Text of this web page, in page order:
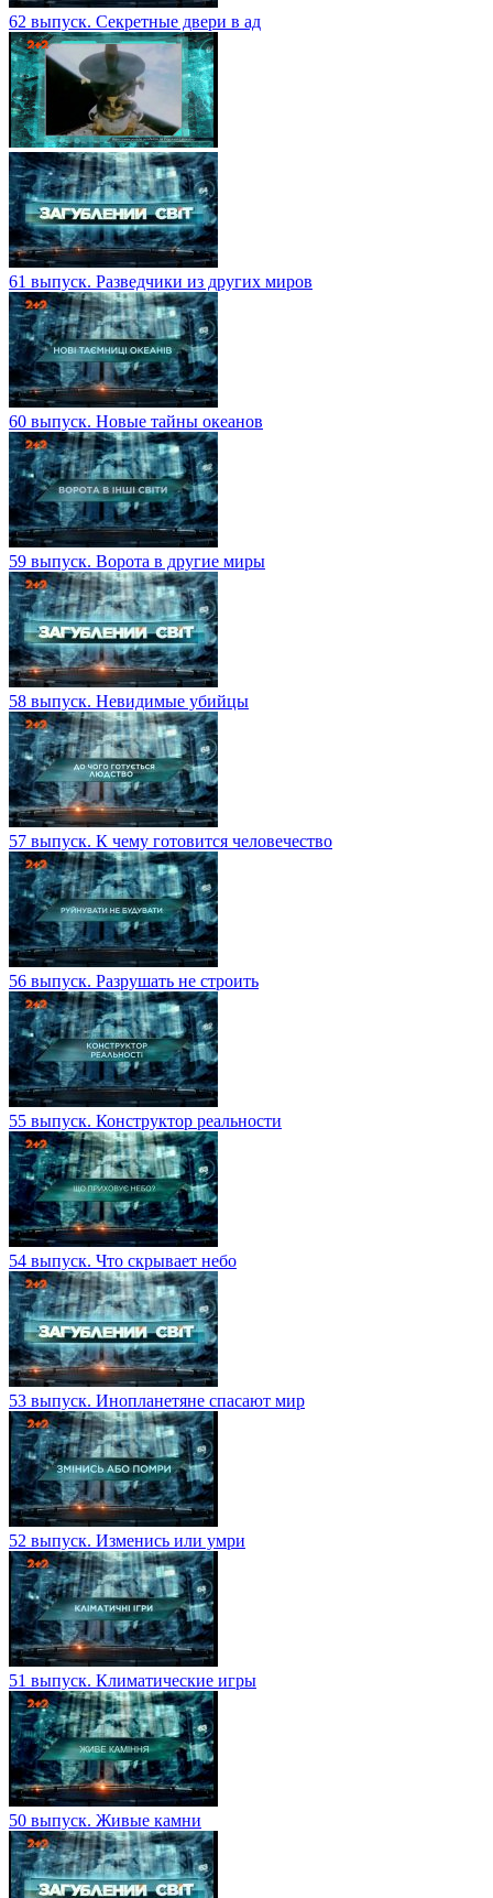
62 выпуск. Секретные двери в ад
61 выпуск. Разведчики из других миров
60 выпуск. Новые тайны океанов
59 выпуск. Ворота в другие миры
58 выпуск. Невидимые убийцы
57 выпуск. К чему готовится человечество
56 выпуск. Разрушать не строить
55 выпуск. Конструктор реальности
54 выпуск. Что скрывает небо
53 выпуск. Инопланетяне спасают мир
52 выпуск. Изменись или умри
51 выпуск. Климатические игры
50 выпуск. Живые камни